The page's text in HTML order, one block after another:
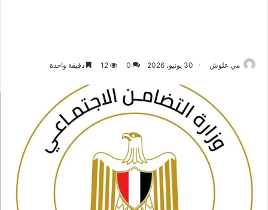
مي علوش 30 يونيو، 2026 0
12 دقيقة واحدة